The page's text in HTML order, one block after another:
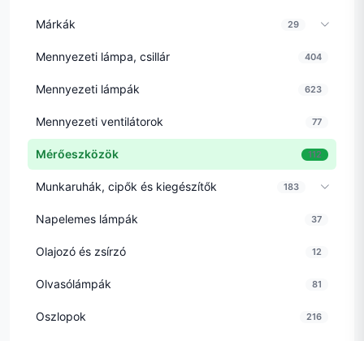
Márkák 29
Mennyezeti lámpa, csillár 404
Mennyezeti lámpák 623
Mennyezeti ventilátorok 77
Mérőeszközök 112
Munkaruhák, cipők és kiegészítők 183
Napelemes lámpák 37
Olajozó és zsírzó 12
Olvasólámpák 81
Oszlopok 216